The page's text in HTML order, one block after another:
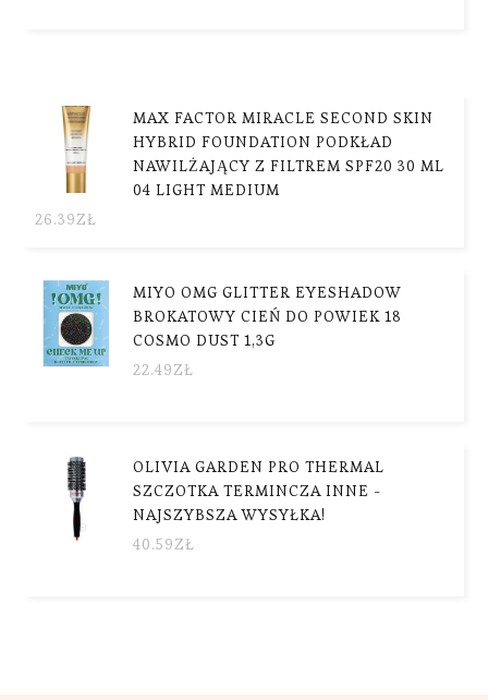
MAX FACTOR MIRACLE SECOND SKIN
HYBRID FOUNDATION PODKŁAD
NAWILŻAJĄCY Z FILTREM SPF20 30 ML
04 LIGHT MEDIUM
26.39ZŁ
MIYO OMG GLITTER EYESHADOW
BROKATOWY CIEŃ DO POWIEK 18
COSMO DUST 1,3G
22.49ZŁ
OLIVIA GARDEN PRO THERMAL
SZCZOTKA TERMINCZA INNE -
NAJSZYBSZA WYSYŁKA!
40.59ZŁ